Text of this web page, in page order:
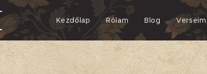
Kezdőlap Rólam Blog Verseim